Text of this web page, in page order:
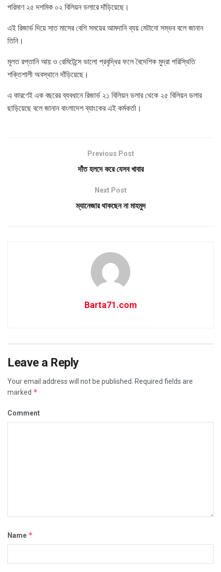
পরিমাণ ২৫ দশমিক ০২ বিলিয়ন ডলারে দাঁড়িয়েছে।
এই রিজার্ভ দিয়ে সাত মাসের বেশি সময়ের আমদানি ব্যয় মেটানো সম্ভব বলে জানান
তিনি।
মূলত রপ্তানি আয় ও রেমিটেন্সে ভালো প্রবৃদ্ধির ফলে বৈদেশিক মুদ্রা পরিস্থিতি
শক্তিশালী অবস্থানে দাঁড়িয়েছে।
এ কারণেই এক বছরের ব্যবধানে রিজার্ভ ২১ বিলিয়ন ডলার থেকে ২৫ বিলিয়ন ডলার
ছাড়িয়েছে বলে জানান বাংলাদেশ ব্যাংকের এই কর্মকর্তা।
Previous Post
দাঁত হলদে করে যেসব খাবার
Next Post
ম্যানেজার থাকছেন না মাহমুদ
Barta71.com
Leave a Reply
Your email address will not be published. Required fields are
marked *
Comment
Name *